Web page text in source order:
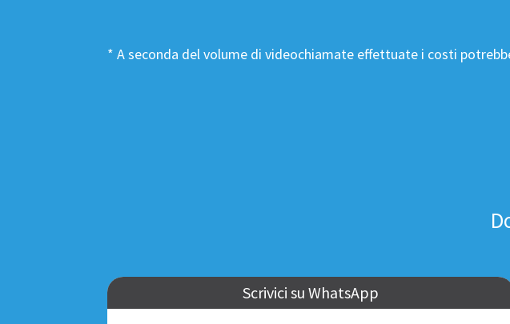
* A seconda del volume di videochiamate effettuate i costi
Scrivici su WhatsApp